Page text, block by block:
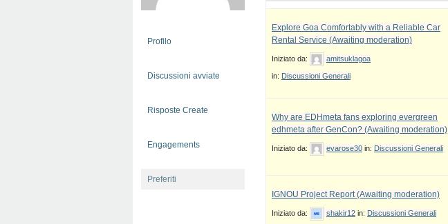
Profilo
Discussioni avviate
Risposte Create
Engagements
Preferiti
Explore Goa Comfortably with a Reliable Car
Rental Service (Awaiting moderation)
Iniziato da: amitsuklagoa
in: Discussioni Generali
Why are EDHmeta fans exploring evergreen
edhmeta after GenCon? (Awaiting moderation)
Iniziato da: evarose30 in: Discussioni Generali
IGNOU Project Report (Awaiting moderation)
Iniziato da: shakir12 in: Discussioni Generali